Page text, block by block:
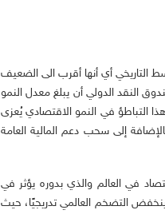
التاريخي أي أنها أقرب الى الضعيف
النقد الدولي أن يبلغ معدل النمو
3.1% في عام 2024، مع ارتفاع طفيف إلى 3.2% في عام 2025. هذا التباطؤ في النمو الاقتصادي يُعزى
إلى سحب دعم المالية العامة
في العالم والذي بدوره يؤثر في
ينخفض التضخم العالمي تدريجيًا، حيث